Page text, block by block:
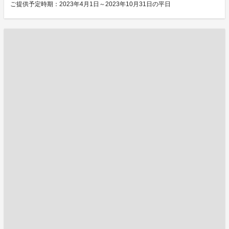
ご提供予定時期：2023年4月1日～2023年10月31日の平日